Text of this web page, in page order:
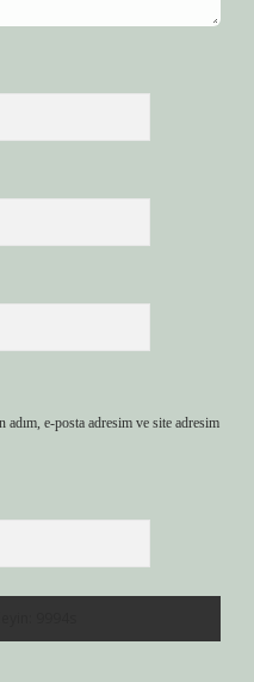
adım, e-posta adresim ve site adresim